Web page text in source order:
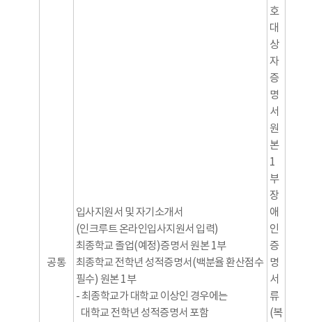
공통
입사지원서 및 자기소개서
(인크루트 온라인입사지원서 입력)
최종학교 졸업(예정)증명서 원본 1부
최종학교 전학년 성적증명서(백분율 환산점수
필수) 원본 1부
- 최종학교가 대학교 이상인 경우에는
대학교 전학년 성적증명서 포함
호
대
상
자
증
명
서
원
본
1
부
장
애
인
증
명
서
류
(복